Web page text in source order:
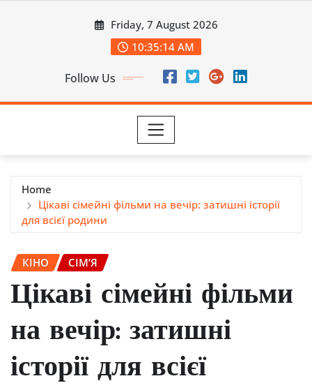
Friday, 7 August 2026
10:35:16 AM
Follow Us
Home
Цікаві сімейні фільми на вечір: затишні історії
для всієї родини
КІНО СІМ’Я
Цікаві сімейні фільми
на вечір: затишні
історії для всієї